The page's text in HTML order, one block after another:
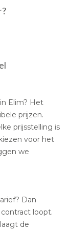
Elim? Het
prijzen.
prijsstelling is
voor het
we
Dan
loopt.
de